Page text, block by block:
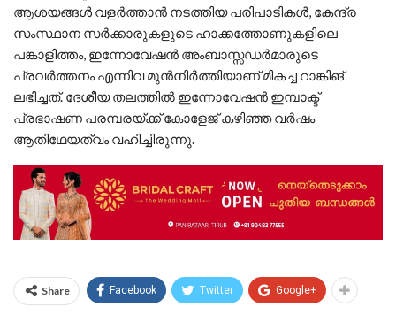
ആശയങ്ങൾ വളർത്താൻ നടത്തിയ പരിപാടികൾ, കേന്ദ്ര
സംസ്ഥാന സർക്കാരുകളുടെ ഹാക്കത്തോണുകളിലെ
പങ്കാളിത്തം, ഇന്നോവേഷൻ അംബാസ്സഡർമാരുടെ
പ്രവർത്തനം എന്നിവ മുൻനിർത്തിയാണ് മികച്ച റാങ്കിങ്
ലഭിച്ചത്. ദേശീയ തലത്തിൽ ഇന്നോവേഷൻ ഇമ്പാക്ട്
പ്രഭാഷണ പരമ്പരയ്ക്ക് കോളേജ് കഴിഞ്ഞ വർഷം
ആതിഥേയത്വം വഹിച്ചിരുന്നു.
Share Facebook Twitter Google+